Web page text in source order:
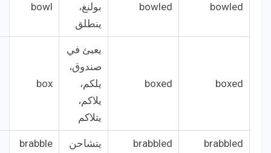
bowled
bowled
بولنغ،
ينطلق
bowl
boxed
boxed
يعبئ في
صندوق،
يلكم،
يلاكم،
يتلاكم
box
brabbled
brabbled يتشاحن brabble